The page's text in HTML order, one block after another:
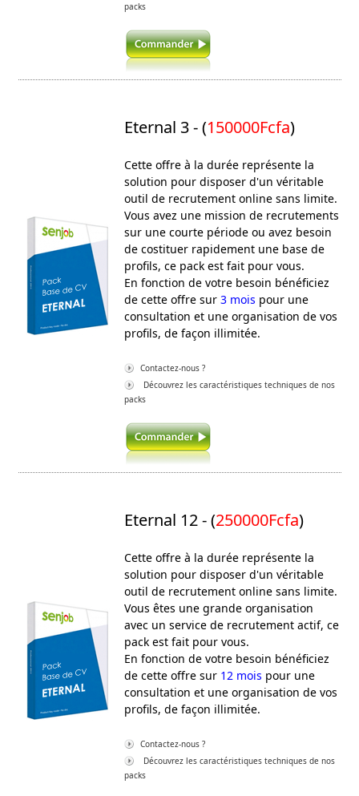
packs
Eternal 3 - (150000Fcfa)
Cette offre à la durée représente la
solution pour disposer d'un véritable
outil de recrutement online sans limite.
Vous avez une mission de recrutements
sur une courte période ou avez besoin
de costituer rapidement une base de
profils, ce pack est fait pour vous.
En fonction de votre besoin bénéficiez
de cette offre sur 3 mois pour une
consultation et une organisation de vos
profils, de façon illimitée.
Contactez-nous ?
Découvrez les caractéristiques techniques de nos
packs
Eternal 12 - (250000Fcfa)
Cette offre à la durée représente la
solution pour disposer d'un véritable
outil de recrutement online sans limite.
Vous êtes une grande organisation
avec un service de recrutement actif, ce
pack est fait pour vous.
En fonction de votre besoin bénéficiez
de cette offre sur 12 mois pour une
consultation et une organisation de vos
profils, de façon illimitée.
Contactez-nous ?
Découvrez les caractéristiques techniques de nos
packs